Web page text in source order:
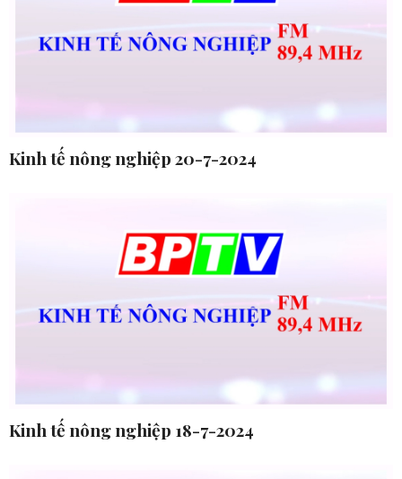
Kinh tế nông nghiệp 20-7-2024
Kinh tế nông nghiệp 18-7-2024